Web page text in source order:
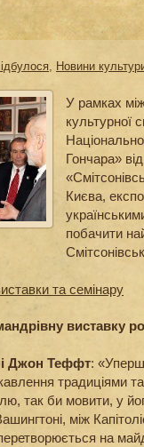
, Новини
У рамках
культурної
Гончара»
Києва,
побачити
та семінару
виставку
Джон Теффт:
традиціями
так би мовити, у
між
на